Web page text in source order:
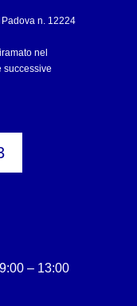
n. 12224
nel
successive
– 13:00